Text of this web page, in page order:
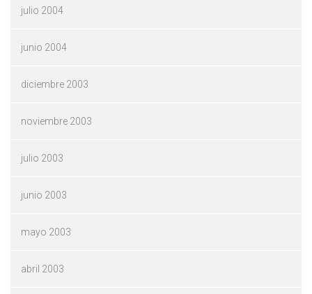
julio 2004
junio 2004
diciembre 2003
noviembre 2003
julio 2003
junio 2003
mayo 2003
abril 2003